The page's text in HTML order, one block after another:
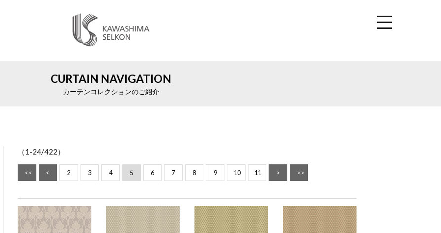
CURTAIN NAVIGATION
カーテンコレクションのご紹介
（1-24/422）
<< < 2 3 4 5 6 7 8 9 10 11 > >>